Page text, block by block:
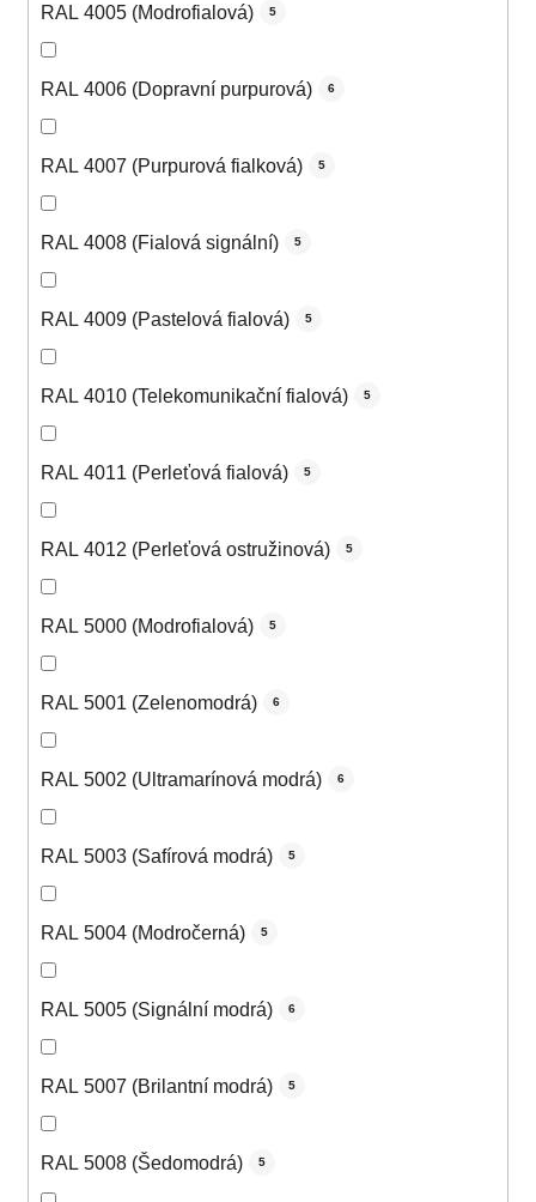
RAL 4005 (Modrofialová) 5
RAL 4006 (Dopravní purpurová) 6
RAL 4007 (Purpurová fialková) 5
RAL 4008 (Fialová signální) 5
RAL 4009 (Pastelová fialová) 5
RAL 4010 (Telekomunikační fialová) 5
RAL 4011 (Perleťová fialová) 5
RAL 4012 (Perleťová ostružinová) 5
RAL 5000 (Modrofialová) 5
RAL 5001 (Zelenomodrá) 6
RAL 5002 (Ultramarínová modrá) 6
RAL 5003 (Safírová modrá) 5
RAL 5004 (Modročerná) 5
RAL 5005 (Signální modrá) 6
RAL 5007 (Brilantní modrá) 5
RAL 5008 (Šedomodrá) 5